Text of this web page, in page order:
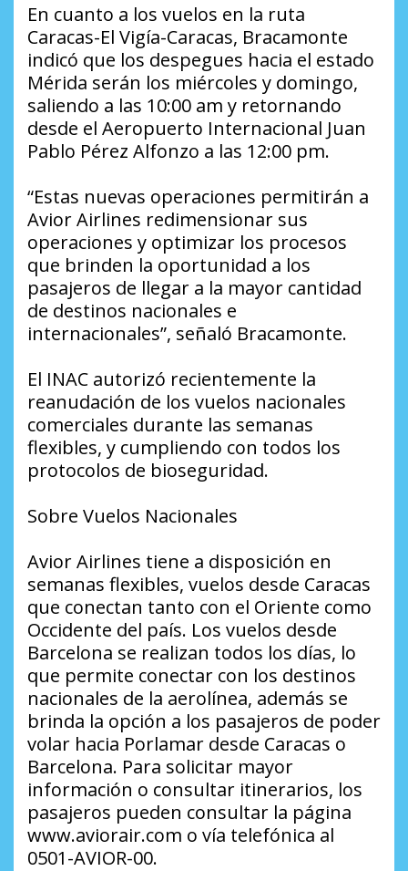
En cuanto a los vuelos en la ruta
Caracas-El Vigía-Caracas, Bracamonte
indicó que los despegues hacia el estado
Mérida serán los miércoles y domingo,
saliendo a las 10:00 am y retornando
desde el Aeropuerto Internacional Juan
Pablo Pérez Alfonzo a las 12:00 pm.
“Estas nuevas operaciones permitirán a
Avior Airlines redimensionar sus
operaciones y optimizar los procesos
que brinden la oportunidad a los
pasajeros de llegar a la mayor cantidad
de destinos nacionales e
internacionales”, señaló Bracamonte.
El INAC autorizó recientemente la
reanudación de los vuelos nacionales
comerciales durante las semanas
flexibles, y cumpliendo con todos los
protocolos de bioseguridad.
Sobre Vuelos Nacionales
Avior Airlines tiene a disposición en
semanas flexibles, vuelos desde Caracas
que conectan tanto con el Oriente como
Occidente del país. Los vuelos desde
Barcelona se realizan todos los días, lo
que permite conectar con los destinos
nacionales de la aerolínea, además se
brinda la opción a los pasajeros de poder
volar hacia Porlamar desde Caracas o
Barcelona. Para solicitar mayor
información o consultar itinerarios, los
pasajeros pueden consultar la página
www.aviorair.com o vía telefónica al
0501-AVIOR-00.